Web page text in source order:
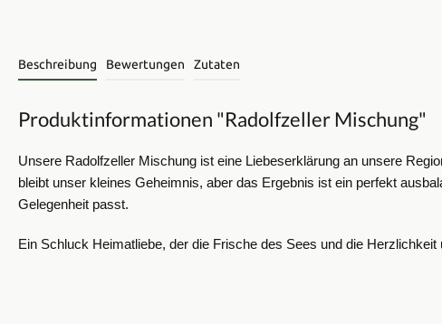
Beschreibung Bewertungen Zutaten
Produktinformationen "Radolfzeller Mischung"
Unsere Radolfzeller Mischung ist eine Liebeserklärung an unsere
bleibt unser kleines Geheimnis, aber das Ergebnis ist ein perfekt
Gelegenheit passt.
Ein Schluck Heimatliebe, der die Frische des Sees und die Herzlichkeit